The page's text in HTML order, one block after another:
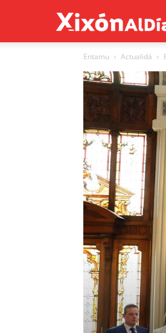
Entamu Actualidá